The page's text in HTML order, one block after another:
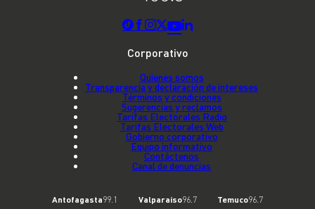
Corporativo
Quienes somos
Transparencia y declaración de intereses
Términos y condiciones
Sugerencias y reclamos
Tarifas Electorales Radio
Tarifas Electorales Web
Gobierno corporativo
Equipo informativo
Contáctenos
Canal de denuncias
Antofagasta99.1 Valparaíso96.7 Temuco96.7